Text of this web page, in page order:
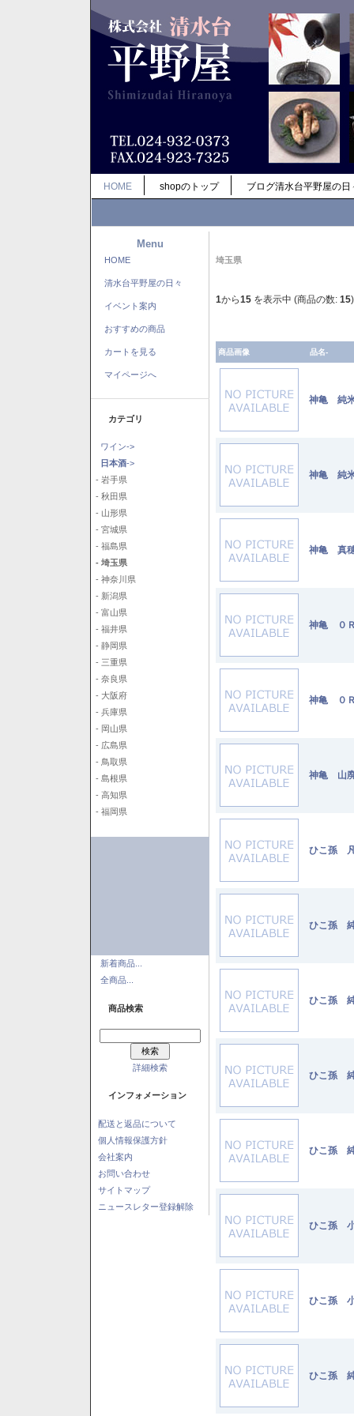
HOME shopのトップ ブログ清水台平野屋の日
Menu
HOME
清水台平野屋の日々
イベント案内
おすすめの商品
カートを見る
マイページへ
カテゴリ
ワイン->
日本酒->
- 岩手県
- 秋田県
- 山形県
- 宮城県
- 福島県
- 埼玉県
- 神奈川県
- 新潟県
- 富山県
- 福井県
- 静岡県
- 三重県
- 奈良県
- 大阪府
- 兵庫県
- 岡山県
- 広島県
- 鳥取県
- 島根県
- 高知県
- 福岡県
新着商品...
全商品...
商品検索
詳細検索
インフォメーション
配送と返品について
個人情報保護方針
会社案内
お問い合わせ
サイトマップ
ニュースレター登録解除
埼玉県
1から15 を表示中 (商品の数: 15)
商品画像 品名-
神亀 純
神亀 純
神亀 真
神亀 ０
神亀 ０
神亀 山
ひこ孫
ひこ孫
ひこ孫
ひこ孫
ひこ孫
ひこ孫
ひこ孫
ひこ孫